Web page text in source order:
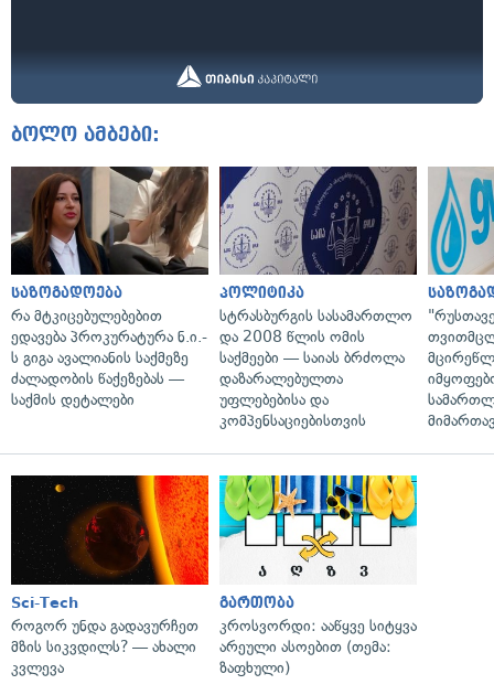
ბოლო ამბები:
საზოგადოება
რა მტკიცებულებებით
ედავება პროკურატურა ნ.ი.-
ს გიგა ავალიანის საქმეზე
ძალადობის წაქეზებას —
საქმის დეტალები
პოლიტიკა
სტრასბურგის სასამართლო
და 2008 წლის ომის
საქმეები — საიას ბრძოლა
დაზარალებულთა
უფლებებისა და
კომპენსაციებისთვის
Sci-Tech
როგორ უნდა გადავურჩეთ
მზის სიკვდილს? — ახალი
კვლევა
გართობა
კროსვორდი: ააწყვე სიტყვა
არეული ასოებით (თემა:
ზაფხული)